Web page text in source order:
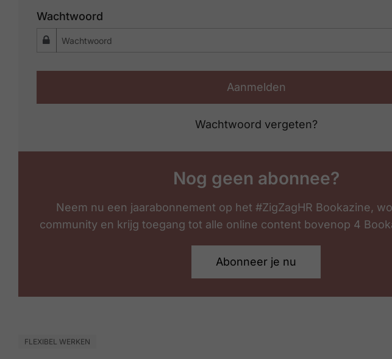
Wachtwoord
Aanmelden
Wachtwoord vergeten?
Nog geen abonnee?
Neem nu een jaarabonnement op het #ZigZagHR Bookazine,
community en krijg toegang tot alle online content bovenop 4
Abonneer je nu
FLEXIBEL WERKEN